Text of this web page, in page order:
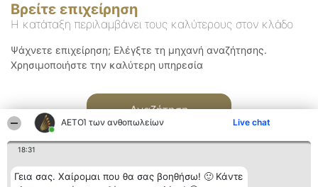
ΑΕΤΟΊ των ανθοπωλείων Live chat
18:31
Γεια σας. Χαίρομαι που θα σας βοηθήσω! 🙂 Κάντε
Βρείτε επιχείρηση
Η κατάταξη περιλαμβάνει τους καλύτερους στον κλάδο
Ψάχνετε επιχείρηση; Ελέγξτε τη μηχανή αναζήτησης.
Χρησιμοποιήστε την καλύτερη υπηρεσία
Αναζήτηση